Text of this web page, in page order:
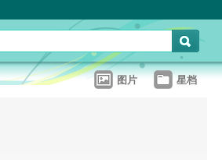
图片 星档